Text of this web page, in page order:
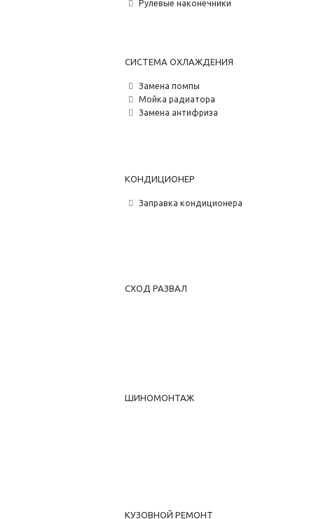
Рулевые наконечники
СИСТЕМА ОХЛАЖДЕНИЯ
Замена помпы
Мойка радиатора
Замена антифриза
КОНДИЦИОНЕР
Заправка кондиционера
СХОД РАЗВАЛ
ШИНОМОНТАЖ
КУЗОВНОЙ РЕМОНТ